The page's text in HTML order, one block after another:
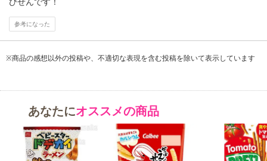
さい。
発送日カレンダー
参考になった
※商品の感想以外の投稿や、不適切な表現を含む投稿を除いて表示しています
あなたにオススメの商品